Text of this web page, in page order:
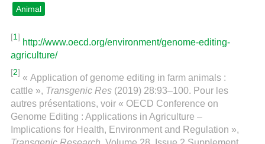
Animal
[1]
http://www.oecd.org/environment/genome-editing-
agriculture/
[2]
« Application of genome editing in farm animals :
cattle », Transgenic Res(2019) 28:93–100. Pour les
autres présentations, voir « OECD Conference on
Genome Editing : Applications in Agriculture –
Implications for Health, Environment and Regulation »,